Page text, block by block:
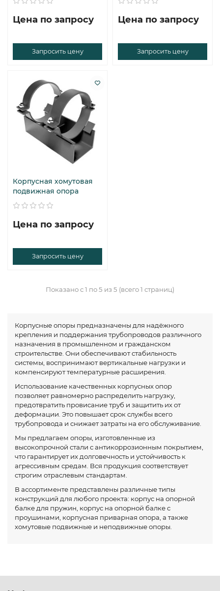
Цена по запросу
Запросить цену
Цена по запросу
Запросить цену
Корпусная хомутовая
подвижная опора
Цена по запросу
Запросить цену
Показано с 1 по 5 из 5 (всего 1 страниц)
Корпусные опоры предназначены для надёжного
крепления и поддержания трубопроводов различного
назначения в промышленном и гражданском
строительстве. Они обеспечивают стабильность
системы, воспринимают вертикальные нагрузки и
компенсируют температурные расширения.
Использование качественных корпусных опор
позволяет равномерно распределить нагрузку,
предотвратить провисание труб и защитить их от
деформации. Это повышает срок службы всего
трубопровода и снижает затраты на его обслуживание.
Мы предлагаем опоры, изготовленные из
высокопрочной стали с антикоррозионным покрытием,
что гарантирует их долговечность и устойчивость к
агрессивным средам. Вся продукция соответствует
строгим отраслевым стандартам.
В ассортименте представлены различные типы
конструкций для любого проекта: корпус на опорной
балке для пружин, корпус на опорной балке с
проушинами, корпусная приварная опора, а также
хомутовые подвижные и неподвижные опоры.